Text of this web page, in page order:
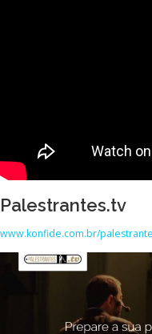
Palestrantes.tv
www.konfide.com.br/